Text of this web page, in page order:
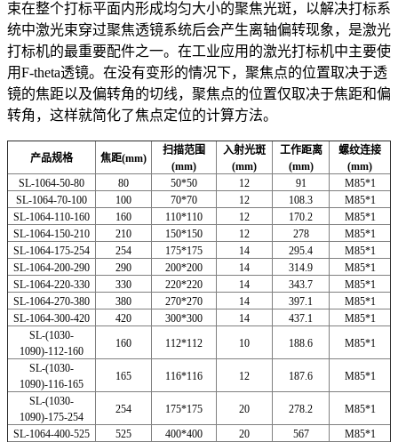
束在整个打标平面内形成均匀大小的聚焦光斑，以解决打标系
统中激光束穿过聚焦透镜系统后会产生离轴偏转现象，是激光
打标机的最重要配件之一。在工业应用的激光打标机中主要使
用F-theta透镜。在没有变形的情况下，聚焦点的位置取决于透
镜的焦距以及偏转角的切线，聚焦点的位置仅取决于焦距和偏
转角，这样就简化了焦点定位的计算方法。
产品规格 焦距(mm)
扫描范围
(mm)
入射光斑
(mm)
工作距离
(mm)
螺纹连接
(mm)
SL-1064-50-80
80 50*50 12 91
M85*1
SL-1064-70-100
100 70*70 12 108.3
M85*1
SL-1064-110-160
160 110*110 12 170.2
M85*1
SL-1064-150-210
210 150*150 12 278
M85*1
SL-1064-175-254
254 175*175 14 295.4
M85*1
SL-1064-200-290
290 200*200 14 314.9
M85*1
SL-1064-220-330
330 220*220 14 343.7
M85*1
SL-1064-270-380
380 270*270 14 397.1
M85*1
SL-1064-300-420
420 300*300 14 437.1
M85*1
SL-(1030-
1090)-112-160
160 112*112 10 188.6
M85*1
SL-(1030-
1090)-116-165
165 116*116 12 187.6
M85*1
SL-(1030-
1090)-175-254
254 175*175 20 278.2
M85*1
SL-1064-400-525
525 400*400 20 567
M85*1